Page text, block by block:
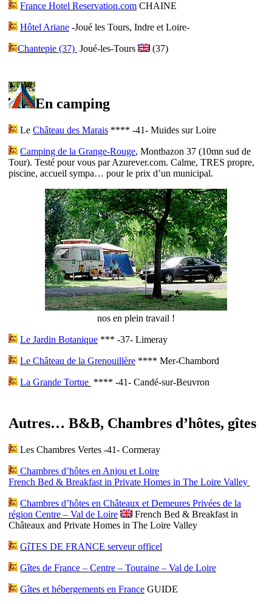
France Hotel Reservation.com CHAINE
Hôtel Ariane -Joué les Tours, Indre et Loire-
Chantepie (37) Joué-les-Tours (37)
En camping
Le Château des Marais **** -41- Muides sur Loire
Camping de la Grange-Rouge, Montbazon 37 (10mn sud de
Tour). Testé pour vous par Azurever.com. Calme, TRES propre,
piscine, accueil sympa… pour le prix d’un municipal.
nos en plein travail !
Le Jardin Botanique *** -37- Limeray
Le Château de la Grenouillère **** Mer-Chambord
La Grande Tortue **** -41- Candé-sur-Beuvron
Autres… B&B, Chambres d’hôtes, gîtes
Les Chambres Vertes -41- Cormeray
Chambres d’hôtes en Anjou et Loire
French Bed & Breakfast in Private Homes in The Loire Valley
Chambres d’hôtes en Châteaux et Demeures Privées de la
région Centre – Val de Loire
French Bed & Breakfast in
Châteaux and Private Homes in The Loire Valley
GîTES DE FRANCE serveur officel
Gîtes de France – Centre – Touraine – Val de Loire
Gîtes et hébergements en France GUIDE